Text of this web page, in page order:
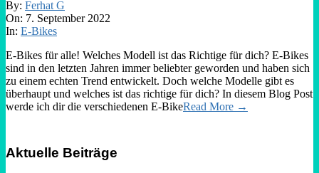
By: Ferhat G
On: 7. September 2022
In: E-Bikes
E-Bikes für alle! Welches Modell ist das Richtige für dich? E-Bikes
sind in den letzten Jahren immer beliebter geworden und haben sich
zu einem echten Trend entwickelt. Doch welche Modelle gibt es
überhaupt und welches ist das richtige für dich? In diesem Blog Post
werde ich dir die verschiedenen E-BikeRead More →
Aktuelle Beiträge